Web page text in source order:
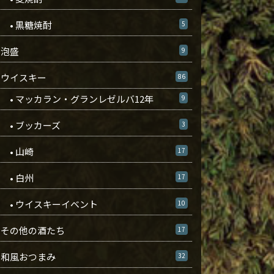
糖焼酎 5
盛 9
スキー 86
ッカラン・グランレゼルバ12年 9
ッカーズ 3
山崎 17
白州 17
イスキーイベント 10
他の酒たち 17
おつまみ 32